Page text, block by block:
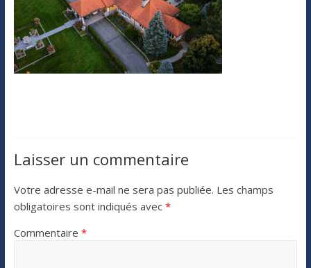
Laisser un commentaire
Votre adresse e-mail ne sera pas publiée. Les champs
obligatoires sont indiqués avec *
Commentaire *